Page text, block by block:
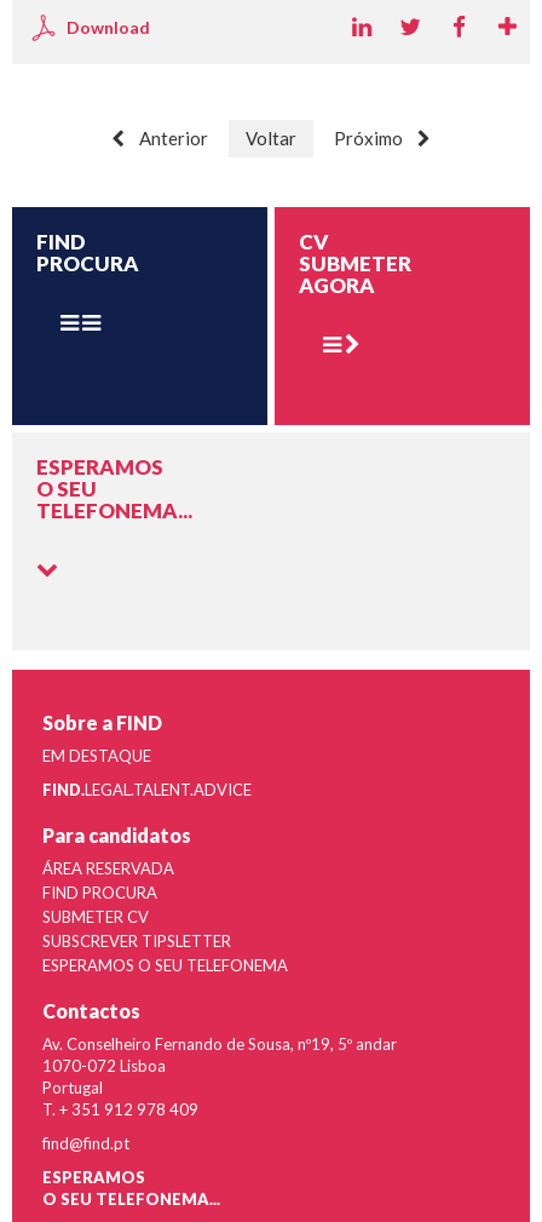
Download
Anterior Voltar Próximo
FIND
PROCURA
CV
SUBMETER
AGORA
ESPERAMOS
O SEU
TELEFONEMA...
Sobre a FIND
EM DESTAQUE
FIND.LEGAL.TALENT.ADVICE
Para candidatos
ÁREA RESERVADA
FIND PROCURA
SUBMETER CV
SUBSCREVER TIPSLETTER
ESPERAMOS O SEU TELEFONEMA
Contactos
Av. Conselheiro Fernando de Sousa, nº19, 5º andar
1070-072 Lisboa
Portugal
T. + 351 912 978 409
find@find.pt
ESPERAMOS
O SEU TELEFONEMA...